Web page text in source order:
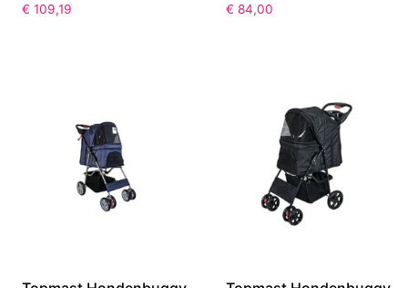
€ 109,19 € 84,00